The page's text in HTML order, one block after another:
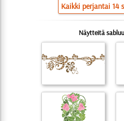
Kaikki perjantai 14
Näytteitä